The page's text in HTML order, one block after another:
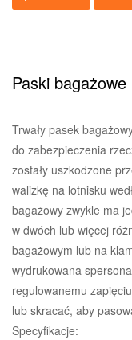
Paski bagażowe
Trwały pasek
do zabezpieczenia
zostały uszkodzone
walizkę na lotnisku
bagażowy zwykle ma
w dwóch lub więcej
bagażowym lub na
wydrukowana
regulowanemu
lub skracać, aby
Specyfikacje: